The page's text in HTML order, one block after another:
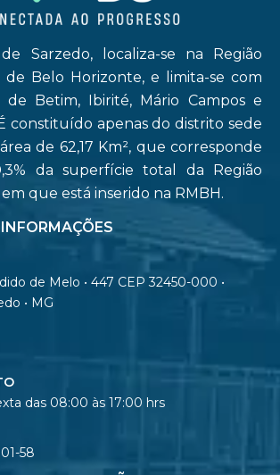
Sarzedo, localiza-se na Região
de Belo Horizonte, e limita-se com
de Betim, Ibirité, Mário Campos e
constituído apenas do distrito sede
de 62,17 Km², que corresponde
da superfície total da Região
que está inserido na RMBH.
de Melo • 447 CEP 32450-000 •
• MG
das 08:00 às 17:00 hrs
58